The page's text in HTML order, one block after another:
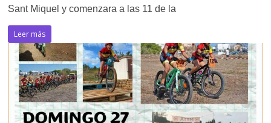
Sant Miquel y comenzara a las 11 de la
Leer más